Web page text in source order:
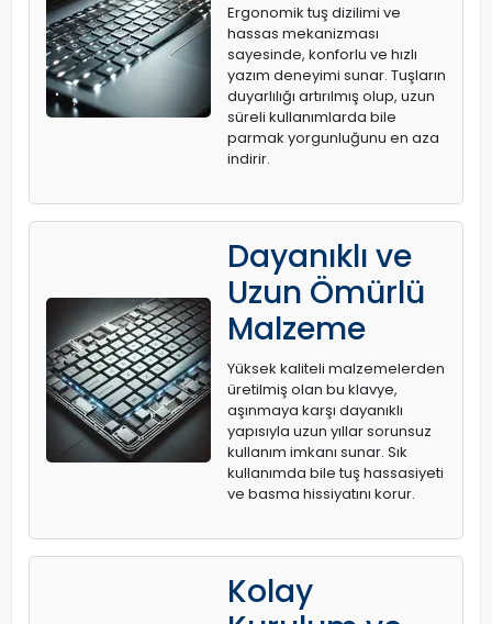
Ergonomik tuş dizilimi ve
hassas mekanizması
sayesinde, konforlu ve hızlı
yazım deneyimi sunar. Tuşların
duyarlılığı artırılmış olup, uzun
süreli kullanımlarda bile
parmak yorgunluğunu en aza
indirir.
Dayanıklı ve
Uzun Ömürlü
Malzeme
Yüksek kaliteli malzemelerden
üretilmiş olan bu klavye,
aşınmaya karşı dayanıklı
yapısıyla uzun yıllar sorunsuz
kullanım imkanı sunar. Sık
kullanımda bile tuş hassasiyeti
ve basma hissiyatını korur.
Kolay